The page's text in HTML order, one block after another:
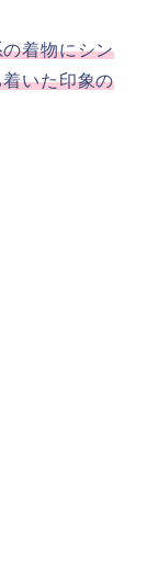
着物にシン
いた印象の